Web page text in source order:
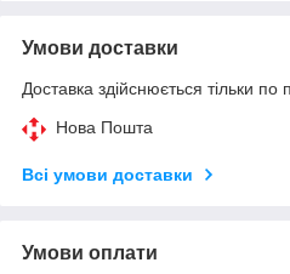
Умови доставки
Доставка здійснюється тільки по
Нова Пошта
Всі умови доставки
Умови оплати